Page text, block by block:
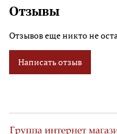
Отзывы
Отзывов еще никто не
Написать отзыв